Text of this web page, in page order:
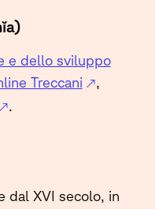
e dello sviluppo
Treccani
,
.
dal XVI secolo, in